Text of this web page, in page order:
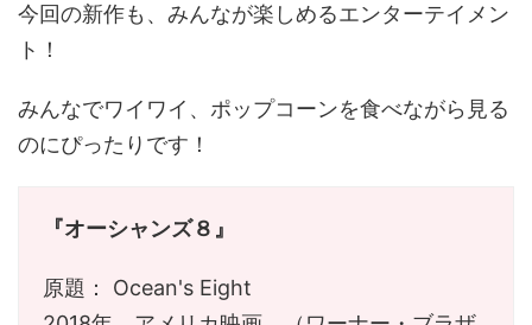
今回の新作も、みんなが楽しめるエンターテイメン
ト！
みんなでワイワイ、ポップコーンを食べながら見る
のにぴったりです！
『オーシャンズ８』
原題： Ocean's Eight